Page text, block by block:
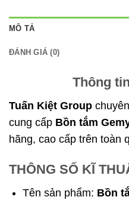
MÔ TẢ
ĐÁNH GIÁ (0)
Thông
Tuấn Kiệt Group
cung cấp Bồn tắm
hãng, cao cấp trên toàn
THÔNG SỐ KĨ
Tên sản phẩm: Bồn